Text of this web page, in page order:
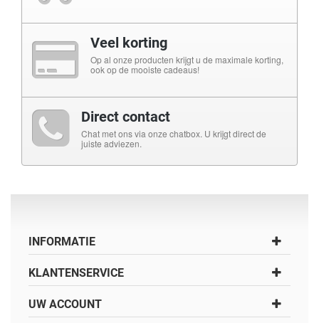
Veel korting
Op al onze producten krijgt u de maximale korting,
ook op de mooiste cadeaus!
Direct contact
Chat met ons via onze chatbox. U krijgt direct de
juiste adviezen.
INFORMATIE
KLANTENSERVICE
UW ACCOUNT